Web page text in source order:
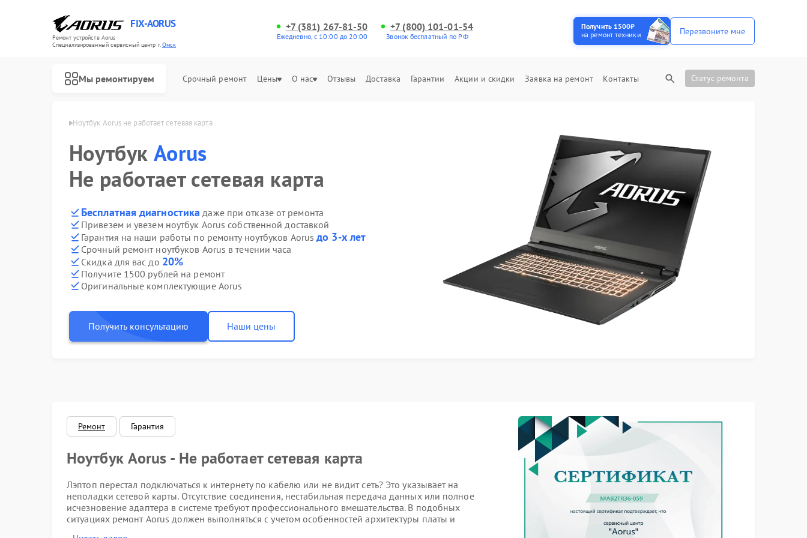
FIX-AORUS
Ремонт устройств Aorus
Специализированный cервисный центр г.Омск
+7 (381) 267-81-50
Ежедневно, с 10:00 до 20:00
+7 (800) 101-01-54
Звонок бесплатный по РФ
Получить 1500₽
на ремонт техники
Перезвоните мне
Мы ремонтируем Срочный ремонт Цены О нас Отзывы Доставка Гарантии Акции и скидки Заявка на ремонт Контакты Статус ремонта
Ноутбук Aorus не работает сетевая карта
Ноутбук Aorus
Не работает сетевая карта
Бесплатная диагностика даже при отказе от ремонта
Привезем и увезем ноутбук Aorus собственной доставкой
Гарантия на наши работы по ремонту ноутбуков Aorusдо 3-х лет
Срочный ремонт ноутбуков Aorus в течении часа
Скидка для вас до 20%
Получите 1500 рублей на ремонт
Оригинальные комплектующие Aorus
Получить консультацию Наши цены
Ремонт Гарантия
Ноутбук Aorus - Не работает сетевая карта
Лэптоп перестал подключаться к интернету по кабелю или не видит сеть? Это указывает на
неполадки сетевой карты. Отсутствие соединения, нестабильная передача данных или полное
исчезновение адаптера в системе требуют профессионального вмешательства. В подобных
ситуациях ремонт Aorus должен выполняться с учетом особенностей архитектуры платы и